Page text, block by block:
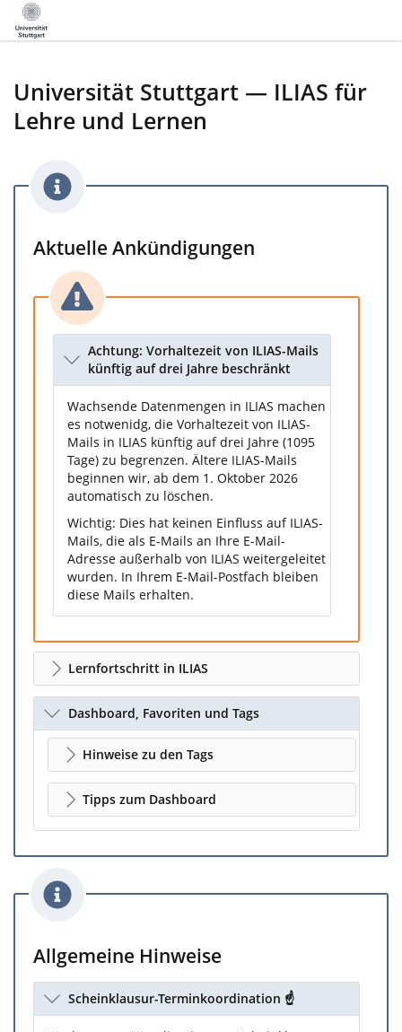
Universität Stuttgart — ILIAS für
Lehre und Lernen
Aktuelle Ankündigungen
Achtung: Vorhaltezeit von ILIAS-Mails
künftig auf drei Jahre beschränkt
Wachsende Datenmengen in ILIAS machen
es notwenidg, die Vorhaltezeit von ILIAS-
Mails in ILIAS künftig auf drei Jahre (1095
Tage) zu begrenzen. Ältere ILIAS-Mails
beginnen wir, ab dem 1. Oktober 2026
automatisch zu löschen.
Wichtig: Dies hat keinen Einfluss auf ILIAS-
Mails, die als E-Mails an Ihre E-Mail-
Adresse außerhalb von ILIAS weitergeleitet
wurden. In Ihrem E-Mail-Postfach bleiben
diese Mails erhalten.
Lernfortschritt in ILIAS
Dashboard, Favoriten und Tags
Hinweise zu den Tags
Tipps zum Dashboard
Allgemeine Hinweise
Scheinklausur-Terminkoordination ☝️